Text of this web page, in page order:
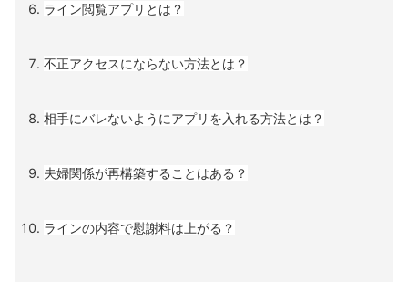
ライン閲覧アプリとは？
不正アクセスにならない方法とは？
相手にバレないようにアプリを入れる方法とは？
夫婦関係が再構築することはある？
ラインの内容で慰謝料は上がる？